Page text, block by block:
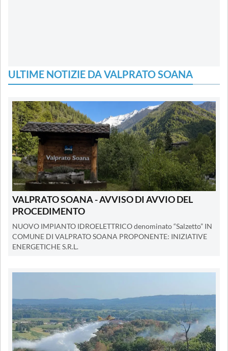
ULTIME NOTIZIE DA VALPRATO SOANA
VALPRATO SOANA - AVVISO DI AVVIO DEL
PROCEDIMENTO
NUOVO IMPIANTO IDROELETTRICO denominato “Salzetto” IN
COMUNE DI VALPRATO SOANA PROPONENTE: INIZIATIVE
ENERGETICHE S.R.L.